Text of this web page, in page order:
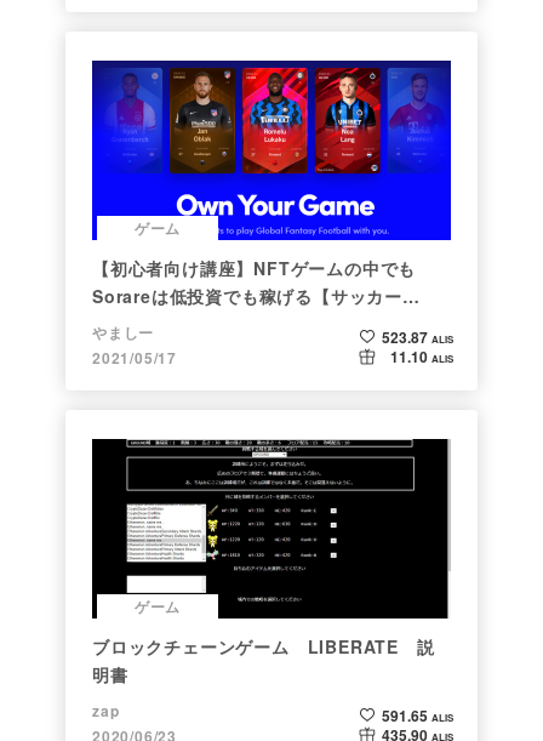
ゲーム
【初心者向け講座】NFTゲームの中でも
Sorareは低投資でも稼げる【サッカー
×NFT×BCG】
やましー
2021/05/17
523.87 ALIS
11.10 ALIS
ゲーム
ブロックチェーンゲーム LIBERATE 説
明書
zap
2020/06/23
591.65 ALIS
435.90 ALIS